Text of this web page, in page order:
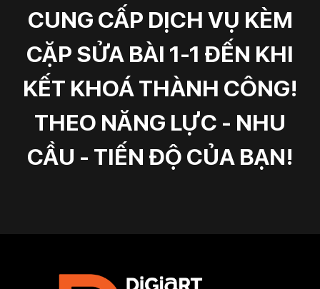
CUNG CẤP DỊCH VỤ KÈM
CẶP SỬA BÀI 1-1 ĐẾN KHI
KẾT KHOÁ THÀNH CÔNG!
THEO NĂNG LỰC - NHU
CẦU - TIẾN ĐỘ CỦA BẠN!